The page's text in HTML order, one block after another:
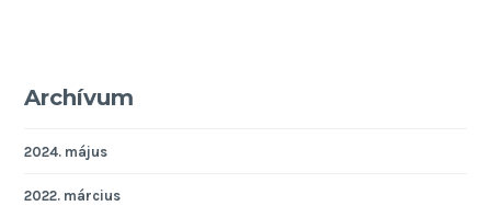
Archívum
2024. május
2022. március